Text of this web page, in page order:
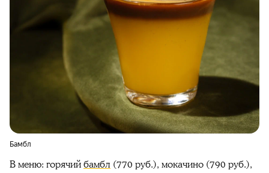
Бамбл
В меню: горячийбамбл (770 руб.), мокачино (790 руб.),